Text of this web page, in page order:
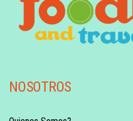
NOSOTROS